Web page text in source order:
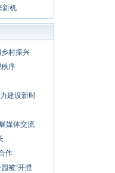
新机
乡村振兴
秩序
建设新时
媒体交流
作
被“开膛